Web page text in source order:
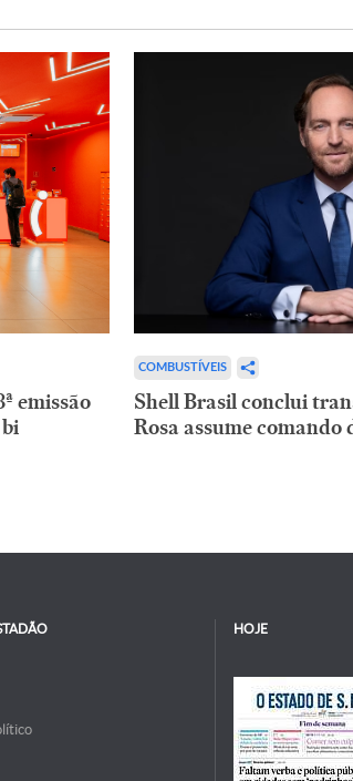
emissão
COMBUSTÍVEIS
Shell Brasil conclui
Rosa assume comando
HOJE